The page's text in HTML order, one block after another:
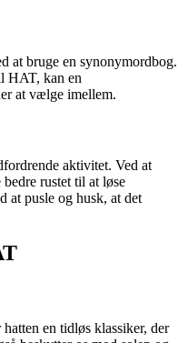
at bruge en synonymordbog.
HAT, kan en
at vælge imellem.
aktivitet. Ved at
rustet til at løse
at pusle og husk, at det
en tidløs klassiker, der